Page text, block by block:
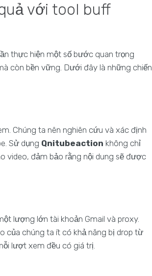
với tool buff
thực hiện một số bước quan trọng
còn bền vững. Dưới đây là những chiến
Chúng ta nên nghiên cứu và xác định
Sử dụng Qnitubeaction không chỉ
video, đảm bảo rằng nội dung sẽ được
lượng lớn tài khoản Gmail và proxy.
của chúng ta ít có khả năng bị drop từ
lượt xem đều có giá trị.